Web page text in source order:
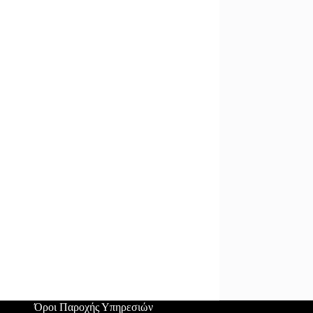
Όροι Παροχής Υπηρεσιών